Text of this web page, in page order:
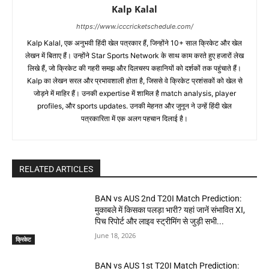
Kalp Kalal
https://www.icccricketschedule.com/
Kalp Kalal, एक अनुभवी हिंदी खेल पत्रकार हैं, जिन्होंने 10+ साल क्रिकेट और खेल
लेखन में बिताए हैं। उन्होंने Star Sports Network के साथ काम करते हुए हजारों लेख
लिखे हैं, जो क्रिकेट की गहरी समझ और दिलचस्प कहानियों को दर्शकों तक पहुंचाते हैं।
Kalp का लेखन सरल और प्रभावशाली होता है, जिससे वे क्रिकेट प्रशंसकों को खेल से
जोड़ने में माहिर हैं। उनकी expertise में शामिल है match analysis, player
profiles, और sports updates. उनकी मेहनत और जुनून ने उन्हें हिंदी खेल
पत्रकारिता में एक अलग पहचान दिलाई है।
RELATED ARTICLES
क्रिकेट
BAN vs AUS 2nd T20I Match Prediction:
मुकाबले में किसका पलड़ा भारी? यहां जानें संभावित XI,
पिच रिपोर्ट और लाइव स्ट्रीमिंग से जुड़ी सभी...
June 18, 2026
BAN vs AUS 1st T20I Match Prediction: